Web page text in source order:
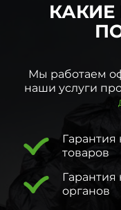
Мы работаем
наши услуги
Гарантия
товаров
органов